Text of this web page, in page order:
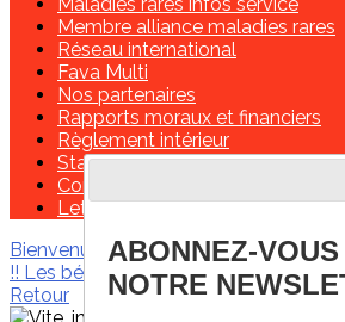
Membre alliance maladies rares
Réseau international
Fava Multi
Nos partenaires
Rapports moraux et financiers
Règlement intérieur
Statuts de l'association
Contactez-nous!
Lettre de missions d'un délégué
Bienvenue
Les infos de ces derniers
!! Les bénévolesContactez-nous !
Retour
ABONNEZ-
NOTRE